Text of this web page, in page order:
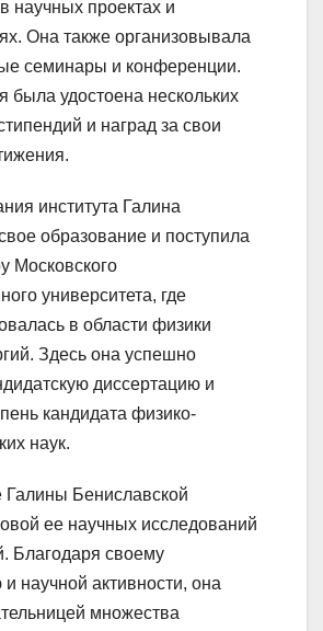
научных проектах и
Она также организовывала
семинары и конференции.
была удостоена нескольких
и наград за свои
института Галина
образование и поступила
Московского
университета, где
в области физики
Здесь она успешно
диссертацию и
кандидата физико-
наук.
Галины Бениславской
ее научных исследований
Благодаря своему
научной активности, она
множества